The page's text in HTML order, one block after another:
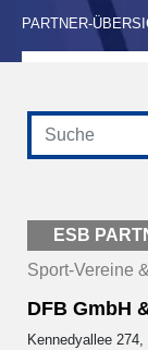
PARTNER-
ESB
Sport-Vereine
DFB GmbH
Kennedyallee